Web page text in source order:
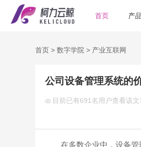
首页 产
首页 > 数字学院 > 产业互联网
公司设备管理系统的
目前已有691名用户查看该文
在多数企业中，设备